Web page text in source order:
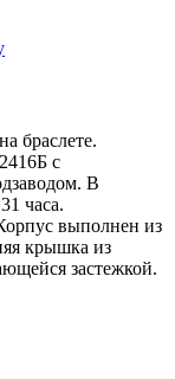
браслете.
с
В
часа.
выполнен из
крышка из
застежкой.